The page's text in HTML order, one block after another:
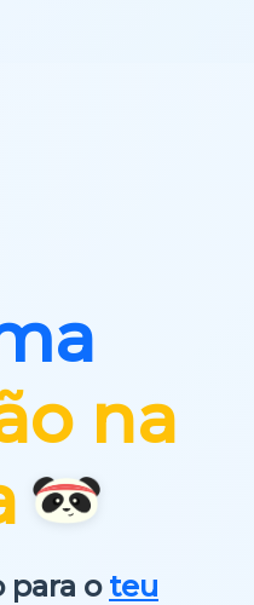
na
para o teu